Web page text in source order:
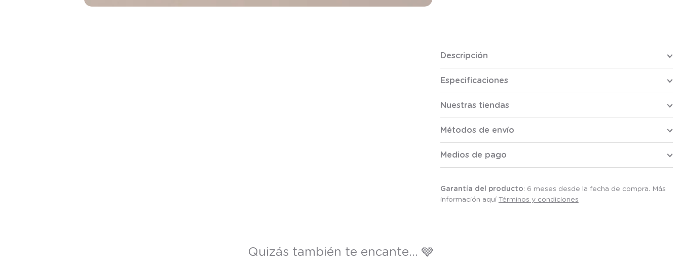
Descripción
Especificaciones
Nuestras tiendas
Métodos de envío
Medios de pago
Garantía del producto: 6 meses desde la fecha de compra. Más
información aquí Términos y condiciones
Quizás también te encante... 🩶